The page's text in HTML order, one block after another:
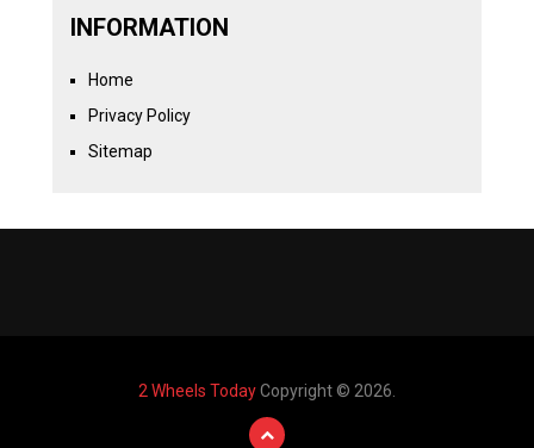
INFORMATION
Home
Privacy Policy
Sitemap
2 Wheels TodayCopyright © 2026.